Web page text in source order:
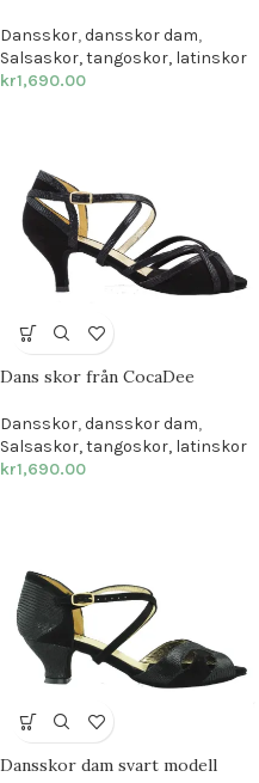
Dansskor,dansskor dam,
Salsaskor, tangoskor, latinskor
kr1,690.00
Dans skor från CocaDee
Dansskor,dansskor dam,
Salsaskor, tangoskor, latinskor
kr1,690.00
Dansskor dam svart modell